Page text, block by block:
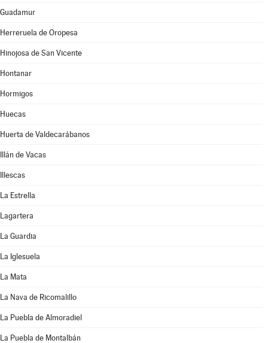
Guadamur
Herreruela de Oropesa
Hinojosa de San Vicente
Hontanar
Hormigos
Huecas
Huerta de Valdecarábanos
Illán de Vacas
Illescas
La Estrella
Lagartera
La Guardia
La Iglesuela
La Mata
La Nava de Ricomalillo
La Puebla de Almoradiel
La Puebla de Montalbán